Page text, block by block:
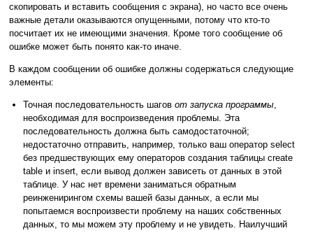
скопировать и вставить сообщения с экрана), но часто все очень
важные детали оказываются опущенными, потому что кто-то
посчитает их не имеющими значения. Кроме того сообщение об
ошибке может быть понято как-то иначе.
В каждом сообщении об ошибке должны содержаться следующие
элементы:
Точная последовательность шагов от запуска программы
необходимая для воспроизведения проблемы. Эта
последовательность должна быть самодостаточной;
недостаточно отправить, например, только ваш оператор select
без предшествующих ему операторов создания таблицы create
table и insert, если вывод должен зависеть от данных в этой
таблице. У нас нет времени заниматься обратным
реинженирингом схемы вашей базы данных, а если мы
попытаемся воспроизвести проблему на наших собственных
данных, то мы можем эту проблему и не увидеть. Наилучший